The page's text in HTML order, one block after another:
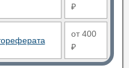
₽
от 400
₽